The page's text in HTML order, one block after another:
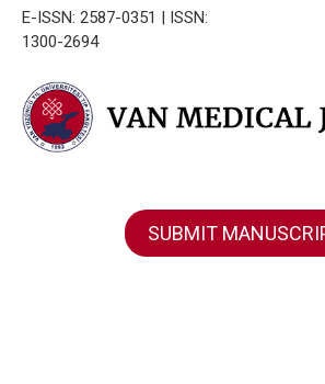
E-ISSN: 2587-0351 | ISSN:
1300-2694
SUBMIT